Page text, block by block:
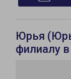
Юрья
филиалу